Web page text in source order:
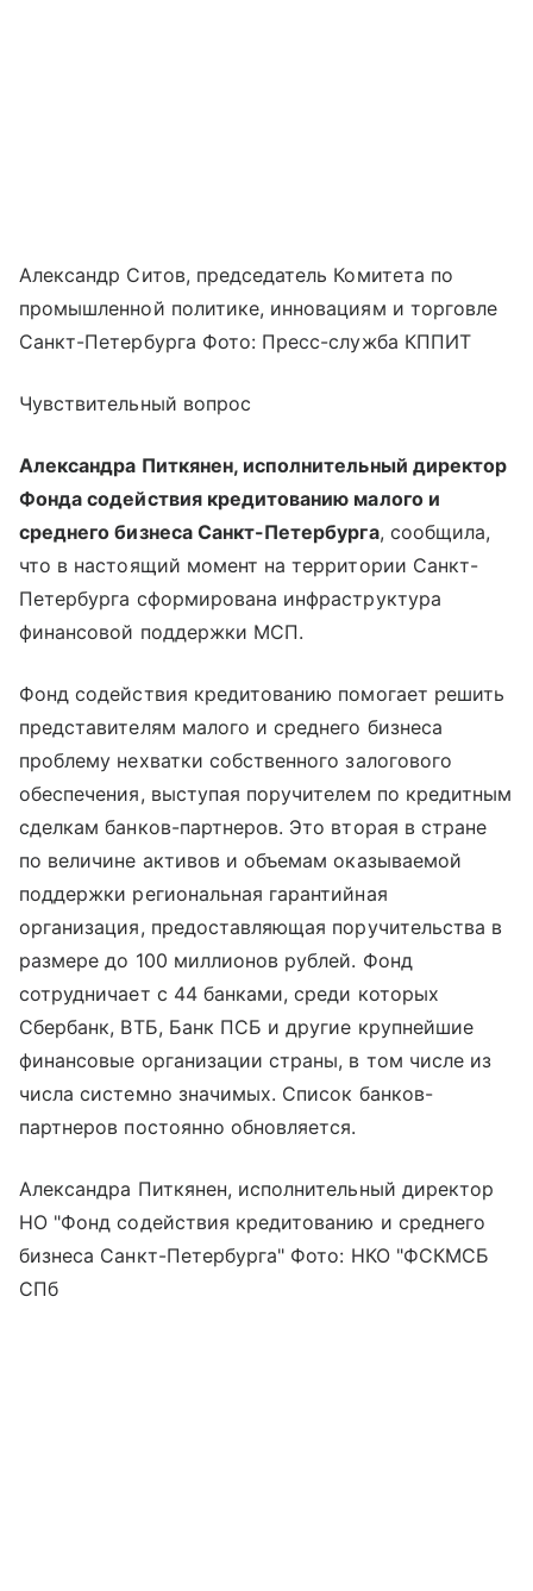
Александр Ситов, председатель Комитета по
промышленной политике, инновациям и торговле
Санкт-Петербурга Фото: Пресс-служба КППИТ
Чувствительный вопрос
Александра Питкянен, исполнительный директор
Фонда содействия кредитованию малого и
среднего бизнеса Санкт-Петербурга, сообщила,
что в настоящий момент на территории Санкт-
Петербурга сформирована инфраструктура
финансовой поддержки МСП.
Фонд содействия кредитованию помогает решить
представителям малого и среднего бизнеса
проблему нехватки собственного залогового
обеспечения, выступая поручителем по кредитным
сделкам банков-партнеров. Это вторая в стране
по величине активов и объемам оказываемой
поддержки региональная гарантийная
организация, предоставляющая поручительства в
размере до 100 миллионов рублей. Фонд
сотрудничает с 44 банками, среди которых
Сбербанк, ВТБ, Банк ПСБ и другие крупнейшие
финансовые организации страны, в том числе из
числа системно значимых. Список банков-
партнеров постоянно обновляется.
Александра Питкянен, исполнительный директор
НО "Фонд содействия кредитованию и среднего
бизнеса Санкт-Петербурга" Фото: НКО "ФСКМСБ
СПб